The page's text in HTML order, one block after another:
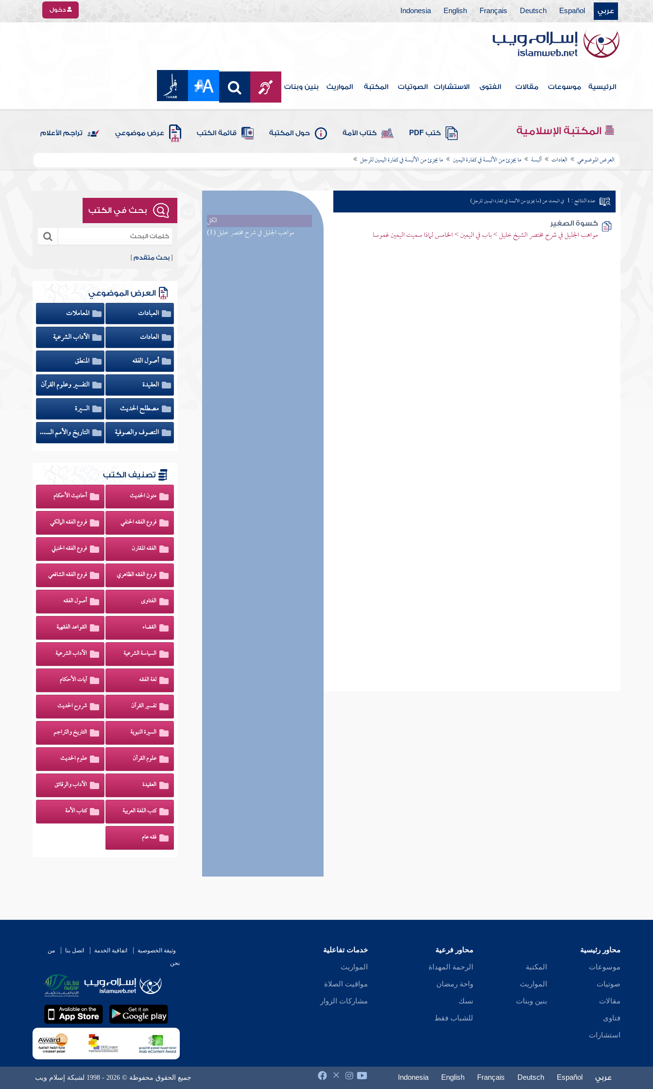
عربي Español
Deutsch
Français
English
Indonesia دخول
الرئيسية موسوعات مقالات الفتوى الاستشارات الصوتيات المكتبة المواريث بنين وبنات
المكتبة الإسلامية كتب PDF كتاب الأمة حول المكتبة قائمة الكتب عرض موضوعي تراجم الأعلام
العرض الموضوعي العادات ألبسة ما يجزئ من الألبسة في كفارة اليمين ما يجزئ من الألبسة في كفارة اليمين للرجل
الكل
(1) مواهب الجليل في شرح مختصر خليل
عدد النتائج : 1 في البحث عن (ما يجزئ من الألبسة في كفارة اليمين للرجل)
كسوة الصغير
مواهب الجليل في شرح مختصر الشيخ خليل > باب في اليمين > الخامس لماذا سميت اليمين غموسا
بحث في الكتب
[بحث متقدم ]
العرض الموضوعي
العبادات
المعاملات
العادات
الآداب الشرعية
أصول الفقه
المنطق
العقيدة
التفسير وعلوم القرآن
مصطلح الحديث
السيرة
التصوف والصوفية
التاريخ والأمم السابقة
تصنيف الكتب
متون الحديث أحاديث الأحكام
فروع الفقه الحنفي فروع الفقه المالكي
الفقه المقارن فروع الفقه الحنبلي
فروع الفقه الظاهري فروع الفقه الشافعي
الفتاوى أصول الفقه
القضاء القواعد الفقهية
السياسة الشرعية الآداب الشرعية
لغة الفقه آيات الأحكام
تفسير القرآن شروح الحديث
السيرة النبوية التاريخ والتراجم
علوم القرآن علوم الحديث
العقيدة الآداب والرقائق
كتب اللغة العربية كتاب الأمة
فقه عام
محاور رئيسية
موسوعات
صوتيات
مقالات
فتاوى
استشارات
المكتبة
المواريث
بنين وبنات
محاور فرعية
الرحمة المهداة
واحة رمضان
نسك
للشباب فقط
خدمات تفاعلية
المواريث
مواقيت الصلاة
مشاركات الزوار
وثيقة الخصوصية اتفاقية الخدمة اتصل بنا
من
نحن
عربي Español
Deutsch
Français
English
Indonesia جميع الحقوق محفوظة © 2026 - 1998 لشبكة إسلام ويب